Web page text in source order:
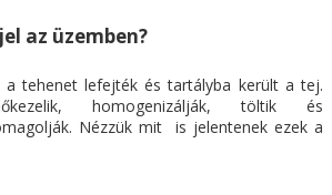
az üzemben?
a tehenet lefejték és tartályba került a tej.
homogenizálják, töltik és
Nézzük mit is jelentenek ezek a